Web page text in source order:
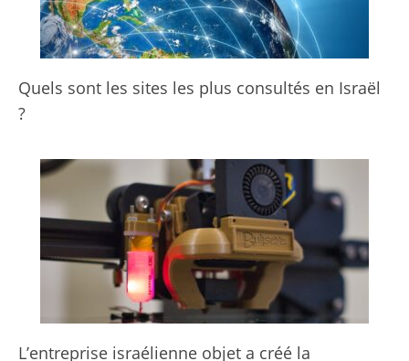
Quels sont les sites les plus consultés en Israël
?
L’entreprise israélienne objet a créé la